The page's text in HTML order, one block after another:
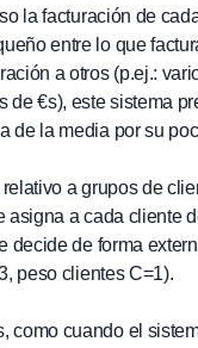
la facturación de
entre lo que
a otros (p.ej.:
€s), este sistema
de la media por su
a grupos de
a cada cliente
de forma
peso clientes C=1).
cuando el